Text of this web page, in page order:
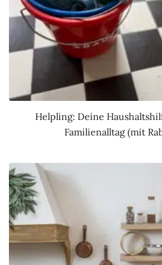
Helpling: Deine
Familienalltag (mit